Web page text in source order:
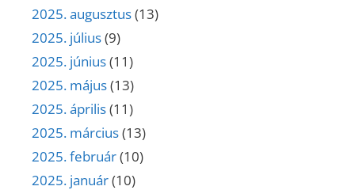
2025. augusztus(13)
2025. július(9)
2025. június(11)
2025. május(13)
2025. április(11)
2025. március(13)
2025. február(10)
2025. január(10)